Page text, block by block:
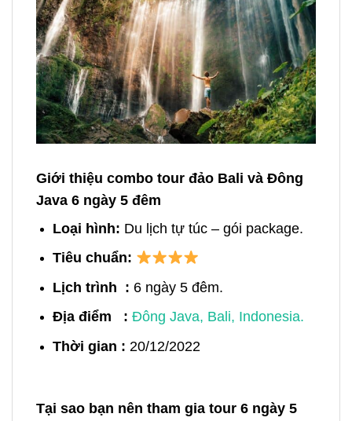
Giới thiệu combo tour đảo Bali và Đông
Java 6 ngày 5 đêm
Loại hình: Du lịch tự túc – gói package.
Tiêu chuẩn:
Lịch trình : 6ngày 5 đêm.
Địa điểm : Đông Java, Bali, Indonesia.
Thời gian : 20/12/2022
Tại sao bạn nên tham gia tour 6 ngày 5